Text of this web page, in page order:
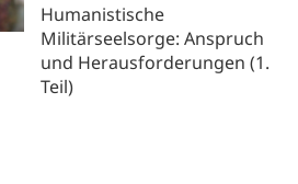
Humanistische
Militärseelsorge: Anspruch
und Herausforderungen (1.
Teil)